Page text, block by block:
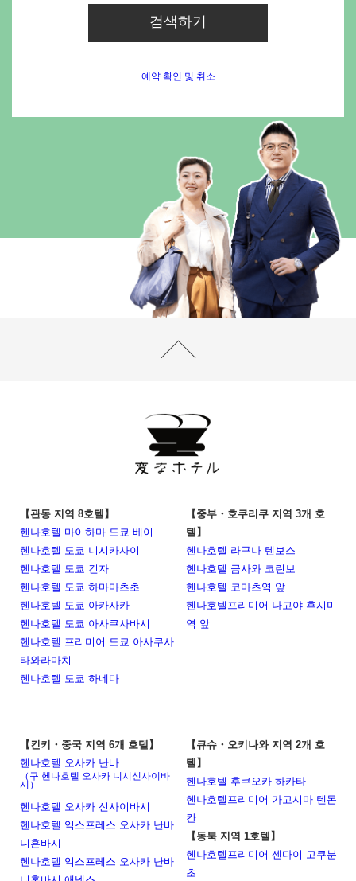
검색하기
예약 확인 및 취소
【관동 지역 8호텔】
헨나호텔 마이하마 도쿄 베이
헨나호텔 도쿄 니시카사이
헨나호텔 도쿄 긴자
헨나호텔 도쿄 하마마츠초
헨나호텔 도쿄 아카사카
헨나호텔 도쿄 아사쿠사바시
헨나호텔 프리미어 도쿄 아사쿠사
타와라마치
헨나호텔 도쿄 하네다
【중부・호쿠리쿠 지역 3개 호
텔】
헨나호텔 라구나 텐보스
헨나호텔 금사와 코린보
헨나호텔 코마츠역 앞
헨나호텔프리미어 나고야 후시미
역 앞
【킨키・중국 지역 6개 호텔】
헨나호텔 오사카 난바
（구 헨나호텔 오사카 니시신사이바
시）
헨나호텔 오사카 신사이바시
헨나호텔 익스프레스 오사카 난바
니혼바시
헨나호텔 익스프레스 오사카 난바
【큐슈・오키나와 지역 2개 호
텔】
헨나호텔 후쿠오카 하카타
헨나호텔프리미어 가고시마 텐몬
칸
【동북 지역 1호텔】
헨나호텔프리미어 센다이 고쿠분
초